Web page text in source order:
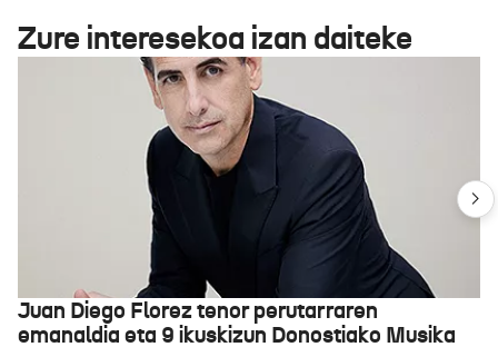
Zure interesekoa izan daiteke
Juan Diego Florez tenor perutarraren
emanaldia eta 9 ikuskizun Donostiako Musika